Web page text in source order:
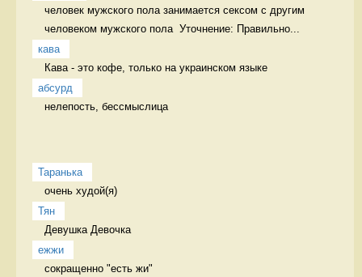
человек мужского пола занимается сексом с другим
человеком мужского пола  Уточнение: Правильно...
кава
Кава - это кофе, только на украинском языке
абсурд
нелепость, бессмыслица
Таранька
очень худой(я)
Тян
Девушка Девочка
ежжи
сокращенно "есть жи"